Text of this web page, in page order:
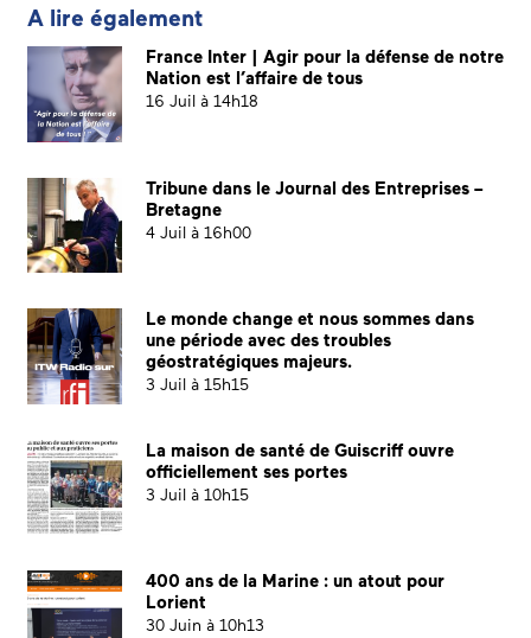
A lire également
France Inter | Agir pour la défense de notre
Nation est l’affaire de tous
16 Juil à 14h18
Tribune dans le Journal des Entreprises –
Bretagne
4 Juil à 16h00
Le monde change et nous sommes dans
une période avec des troubles
géostratégiques majeurs.
3 Juil à 15h15
La maison de santé de Guiscriff ouvre
officiellement ses portes
3 Juil à 10h15
400 ans de la Marine : un atout pour
Lorient
30 Juin à 10h13